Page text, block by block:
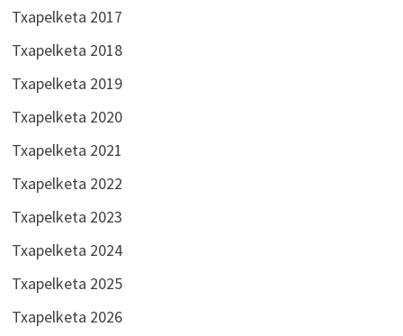
Txapelketa 2017
Txapelketa 2018
Txapelketa 2019
Txapelketa 2020
Txapelketa 2021
Txapelketa 2022
Txapelketa 2023
Txapelketa 2024
Txapelketa 2025
Txapelketa 2026